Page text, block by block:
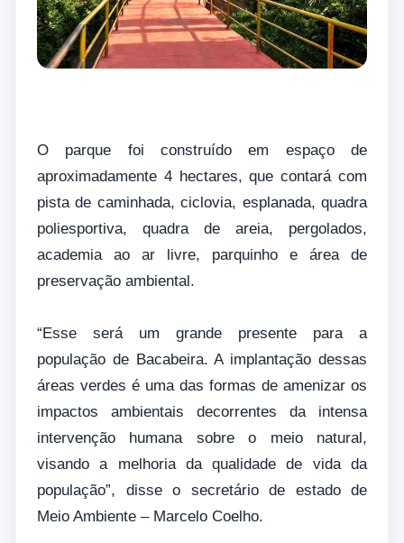
O parque foi construído em espaço de
aproximadamente 4 hectares, que contará com
pista de caminhada, ciclovia, esplanada, quadra
poliesportiva, quadra de areia, pergolados,
academia ao ar livre, parquinho e área de
preservação ambiental.
“Esse será um grande presente para a
população de Bacabeira. A implantação dessas
áreas verdes é uma das formas de amenizar os
impactos ambientais decorrentes da intensa
intervenção humana sobre o meio natural,
visando a melhoria da qualidade de vida da
população”, disse o secretário de estado de
Meio Ambiente – Marcelo Coelho.